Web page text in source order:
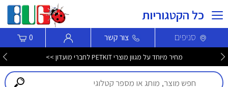
כל הקטגוריות
סניפים צור קשר 0
מחיר מיוחד על מגוון מוצרי PETKIT לחברי מועדון >>